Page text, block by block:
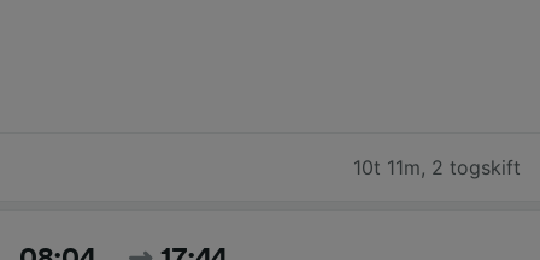
10t 11m, 2 togskift